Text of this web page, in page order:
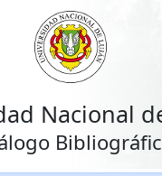
Nacional